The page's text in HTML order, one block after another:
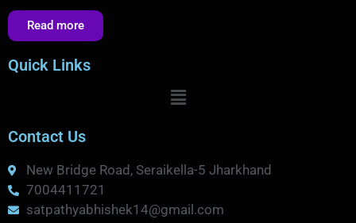
Read more
Quick Links
Contact Us
New Bridge Road, Seraikella-5 Jharkhand
7004411721
satpathyabhishek14@gmail.com